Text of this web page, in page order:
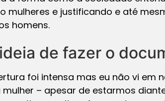
mulheres e justificando e até
homens.
de fazer o
foi intensa mas eu não vi em
– apesar de estarmos